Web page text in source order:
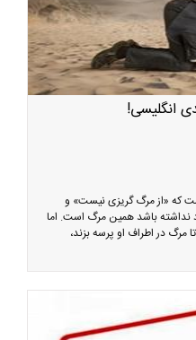
انگلیسی!
که «از مرگ گریزی نیست» و
نداشته باشد همین مرگ است. اما
مرگ در اطراف او پرسه بزند،